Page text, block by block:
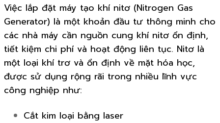
Việc lắp đặt máy tạo khí nitơ (Nitrogen Gas
Generator) là một khoản đầu tư thông minh cho
các nhà máy cần nguồn cung khí nitơ ổn định,
tiết kiệm chi phí và hoạt động liên tục. Nitơ là
một loại khí trơ và ổn định về mặt hóa học,
được sử dụng rộng rãi trong nhiều lĩnh vực
công nghiệp như:
Cắt kim loại bằng laser